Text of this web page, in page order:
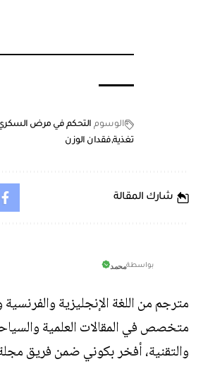
الوسوم التحكم في مرض
تغذية فقدان الوزن
شارك المقالة
بواسطةمحمد
مترجم من اللغة الإنجليزية والفرنسية
متخصص في المقالات العلمية
والتقنية، أفخر بكوني ضمن فريق